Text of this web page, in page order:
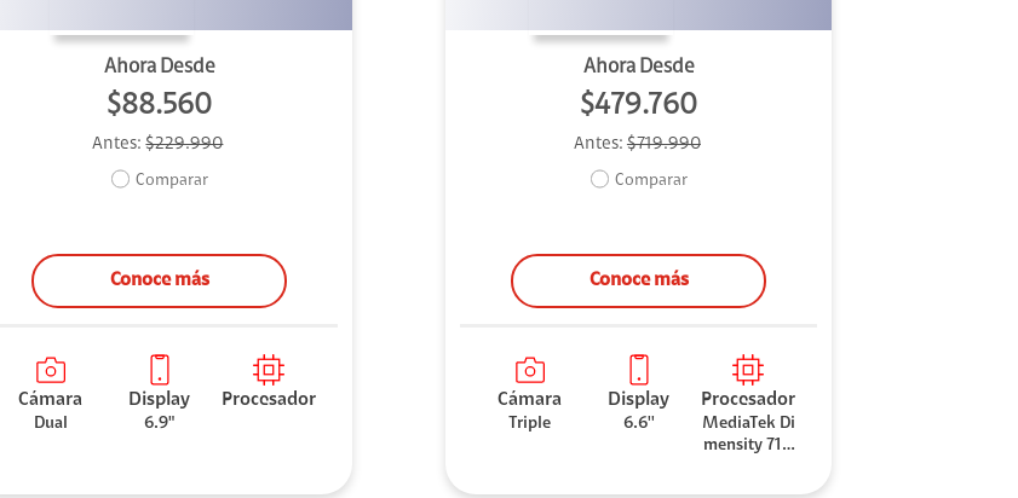
Ahora Desde
$88.560
Antes:$229.990
Comparar
Conoce más
Cámara
Dual
Display
6.9"
Procesador
Ahora Desde
$479.760
Antes: $719.990
Comparar
Conoce más
Cámara
Triple
Display
6.6''
Procesador
MediaTek Di
mensity 710